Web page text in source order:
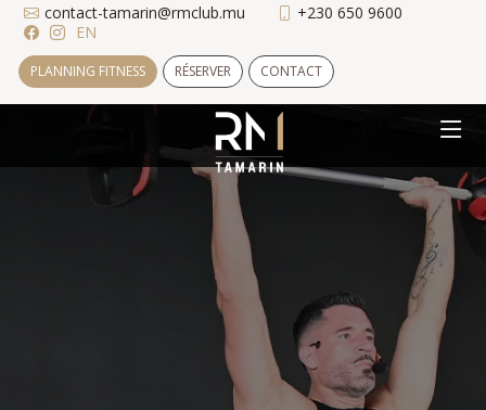
contact-tamarin@rmclub.mu +230 650 9600
PLANNING FITNESS RÉSERVER CONTACT
EN